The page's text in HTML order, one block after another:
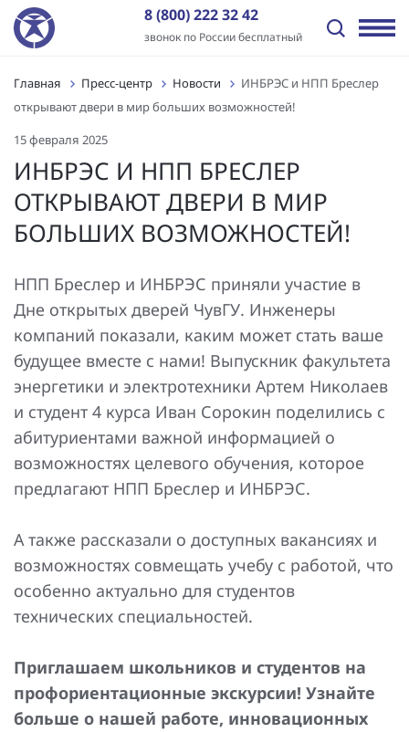
8 (800) 222 32 42
звонок по России бесплатный
Назад
Передача электроэнергии
Распределение электроэнергии
Независимые энергокомпании
Нефтегазовый сектор
Промышленные предприятия
Инфраструктура и ЖКХ
Генерация электроэнергии
Назад
Промышленная автоматизация
Цифровая трансформация
Автоматизация энергообъектов
Релейная защита и автоматика
Автоматизированные сбор и анализ информации об
аварийных событиях
Технический и коммерческий учет
Повышение надежности электроснабжения
Назад
ПТК «ИНБРЭС»
Программное обеспечение
Контроллеры
Шкафы АСУ ТП/ССПИ/ТМ
Типовые шкафы АСУ ТП ПАО «Россети»
Многофункциональные устройства защиты и
управления
Шкафы РЗА 110-220 кВ
Устройства релейной защиты и автоматики
присоединений 6-35кВ
Оборудование компенсации емкостных токов
Определение поврежденного фидера
Промышленная автоматизация
Назад
Генподрядные услуги
Комплексная поставка оборудования
Цифровое проектирование ПС и электрических сетей
Проектные работы
Пуско-наладочные работы
Подготовка персонала АСУ ТП и РЗА
Назад
Новости
Статьи
Видео
Назад
История
Отзывы
Заказчики
Лицензии и сертификаты
Вакансии
Контакты
Главная Пресс-центр Новости
ИНБРЭС и НПП Бреслер
открывают двери в мир больших возможностей!
15 февраля 2025
ИНБРЭС И НПП БРЕСЛЕР
ОТКРЫВАЮТ ДВЕРИ В МИР
БОЛЬШИХ ВОЗМОЖНОСТЕЙ!
НПП Бреслер и ИНБРЭС приняли участие в
Дне открытых дверей ЧувГУ. Инженеры
компаний показали, каким может стать ваше
будущее вместе с нами! Выпускник факультета
энергетики и электротехники Артем Николаев
и студент 4 курса Иван Сорокин поделились с
абитуриентами важной информацией о
возможностях целевого обучения, которое
предлагают НПП Бреслер и ИНБРЭС.
А также рассказали о доступных вакансиях и
возможностях совмещать учебу с работой, что
особенно актуально для студентов
технических специальностей.
Приглашаем школьников и студентов на
профориентационные экскурсии! Узнайте
больше о нашей работе, инновационных